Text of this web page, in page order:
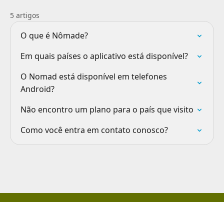
5 artigos
O que é Nômade?
Em quais países o aplicativo está disponível?
O Nomad está disponível em telefones
Android?
Não encontro um plano para o país que visito
Como você entra em contato conosco?